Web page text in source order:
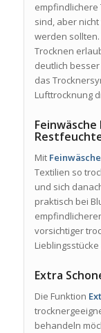
empfindlichere
sind, aber
werden sollten.
Trocknen
deutlich
das
Lufttrocknung
Mit
Textilien so
und sich
praktisch bei
vorsichtiger
Extra
Die Funktion
behandeln